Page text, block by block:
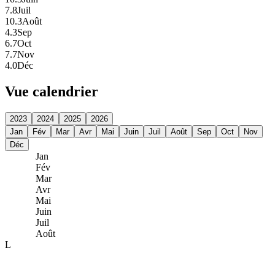
7.8Juil
10.3Août
4.3Sep
6.7Oct
7.7Nov
4.0Déc
Vue calendrier
2023 2024 2025
2026
Jan
Fév Mar Avr Mai Juin Juil Août Sep Oct
Nov
Déc
Jan
Fév
Mar
Avr
Mai
Juin
Juil
Août
L